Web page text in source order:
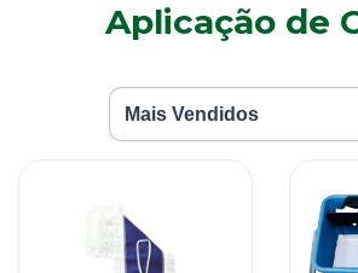
Aplicação de